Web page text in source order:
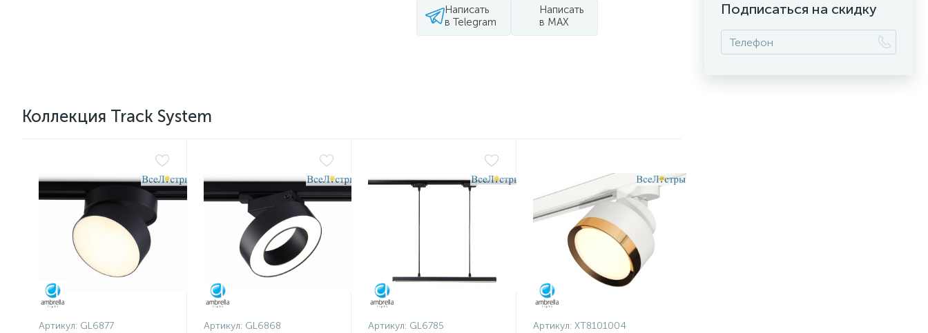
Написать
в Telegram
Написать
в MAX
Коллекция Track System
Артикул: GL6877 Артикул: GL6868 Артикул: GL6785 Артикул: XT8101004
Подписаться на скидку